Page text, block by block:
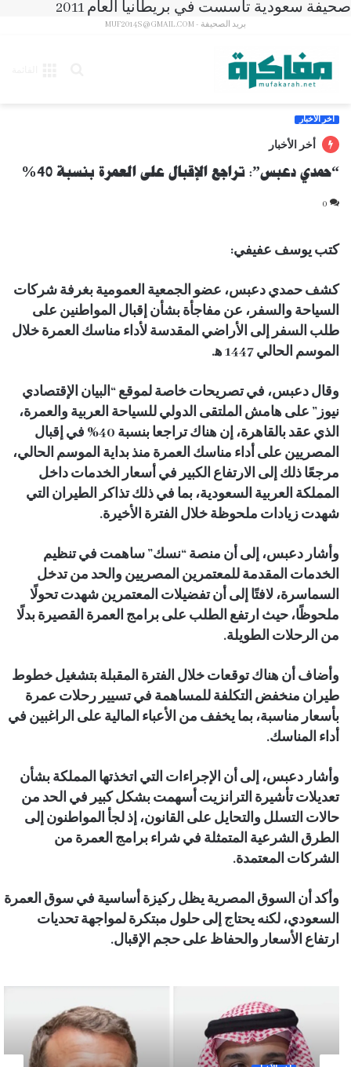
صحيفة سعودية تأسست في بريطانيا العام 2011
بريد الصحيفة - MUF2014S@GMAIL.COM
آخر الأخبار
أخر الأخبار
“حمدي دعبس”: تراجع الإقبال على العمرة بنسبة 40%
0
كتب يوسف عفيفي:
كشف حمدي دعبس، عضو الجمعية العمومية بغرفة شركات
السياحة والسفر، عن مفاجأة بشأن إقبال المواطنين على
طلب السفر إلى الأراضي المقدسة لأداء مناسك العمرة خلال
الموسم الحالي 1447 ه‍.
وقال دعبس، في تصريحات خاصة لموقع “البيان الإقتصادي
نيوز” على هامش الملتقى الدولي للسياحة العربية والعمرة،
الذي عقد بالقاهرة، إن هناك تراجعا بنسبة 40% في إقبال
المصريين على أداء مناسك العمرة منذ بداية الموسم الحالي،
مرجعًا ذلك إلى الارتفاع الكبير في أسعار الخدمات داخل
المملكة العربية السعودية، بما في ذلك تذاكر الطيران التي
شهدت زيادات ملحوظة خلال الفترة الأخيرة.
وأشار دعبس، إلى أن منصة “نسك” ساهمت في تنظيم
الخدمات المقدمة للمعتمرين المصريين والحد من تدخل
السماسرة، لافتًا إلى أن تفضيلات المعتمرين شهدت تحولًا
ملحوظًا، حيث ارتفع الطلب على برامج العمرة القصيرة بدلًا
من الرحلات الطويلة.
وأضاف أن هناك توقعات خلال الفترة المقبلة بتشغيل خطوط
طيران منخفض التكلفة للمساهمة في تسيير رحلات عمرة
بأسعار مناسبة، بما يخفف من الأعباء المالية على الراغبين في
أداء المناسك.
وأشار دعبس، إلى أن الإجراءات التي اتخذتها المملكة بشأن
تعديلات تأشيرة الترانزيت أسهمت بشكل كبير في الحد من
حالات التسلل والتحايل على القانون، إذ لجأ المواطنون إلى
الطرق الشرعية المتمثلة في شراء برامج العمرة من
الشركات المعتمدة.
وأكد أن السوق المصرية يظل ركيزة أساسية في سوق العمرة
السعودي، لكنه يحتاج إلى حلول مبتكرة لمواجهة تحديات
ارتفاع الأسعار والحفاظ على حجم الإقبال.